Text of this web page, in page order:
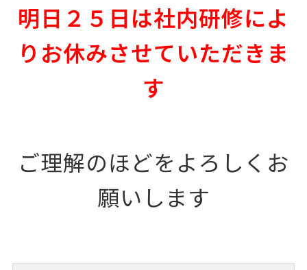
明日２５日は社内研修によ
りお休みさせていただきま
す
ご理解のほどをよろしくお
願いします